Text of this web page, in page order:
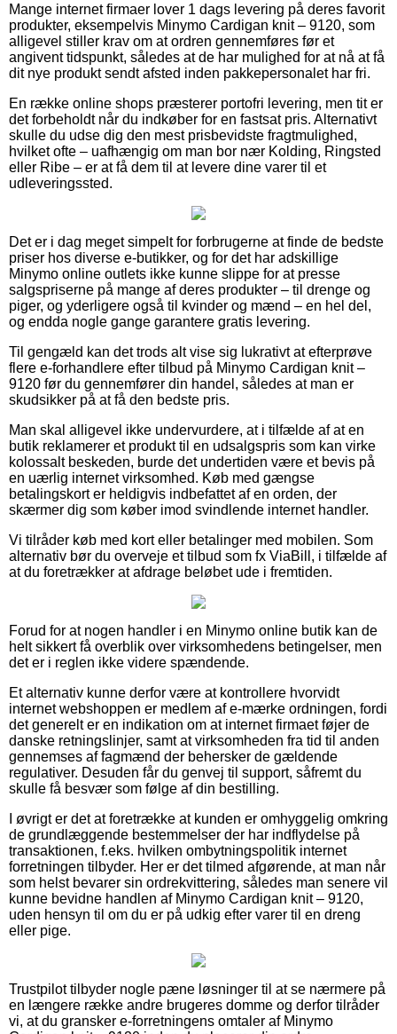
Mange internet firmaer lover 1 dags levering på deres favorit
produkter, eksempelvis Minymo Cardigan knit – 9120, som
alligevel stiller krav om at ordren gennemføres før et
angivent tidspunkt, således at de har mulighed for at nå at få
dit nye produkt sendt afsted inden pakkepersonalet har fri.
En række online shops præsterer portofri levering, men tit er
det forbeholdt når du indkøber for en fastsat pris. Alternativt
skulle du udse dig den mest prisbevidste fragtmulighed,
hvilket ofte – uafhængig om man bor nær Kolding, Ringsted
eller Ribe – er at få dem til at levere dine varer til et
udleveringssted.
Det er i dag meget simpelt for forbrugerne at finde de bedste
priser hos diverse e-butikker, og for det har adskillige
Minymo online outlets ikke kunne slippe for at presse
salgspriserne på mange af deres produkter – til drenge og
piger, og yderligere også til kvinder og mænd – en hel del,
og endda nogle gange garantere gratis levering.
Til gengæld kan det trods alt vise sig lukrativt at efterprøve
flere e-forhandlere efter tilbud på Minymo Cardigan knit –
9120 før du gennemfører din handel, således at man er
skudsikker på at få den bedste pris.
Man skal alligevel ikke undervurdere, at i tilfælde af at en
butik reklamerer et produkt til en udsalgspris som kan virke
kolossalt beskeden, burde det undertiden være et bevis på
en uærlig internet virksomhed. Køb med gængse
betalingskort er heldigvis indbefattet af en orden, der
skærmer dig som køber imod svindlende internet handler.
Vi tilråder køb med kort eller betalinger med mobilen. Som
alternativ bør du overveje et tilbud som fx ViaBill, i tilfælde af
at du foretrækker at afdrage beløbet ude i fremtiden.
Forud for at nogen handler i en Minymo online butik kan de
helt sikkert få overblik over virksomhedens betingelser, men
det er i reglen ikke videre spændende.
Et alternativ kunne derfor være at kontrollere hvorvidt
internet webshoppen er medlem af e-mærke ordningen, fordi
det generelt er en indikation om at internet firmaet føjer de
danske retningslinjer, samt at virksomheden fra tid til anden
gennemses af fagmænd der behersker de gældende
regulativer. Desuden får du genvej til support, såfremt du
skulle få besvær som følge af din bestilling.
I øvrigt er det at foretrække at kunden er omhyggelig omkring
de grundlæggende bestemmelser der har indflydelse på
transaktionen, f.eks. hvilken ombytningspolitik internet
forretningen tilbyder. Her er det tilmed afgørende, at man når
som helst bevarer sin ordrekvittering, således man senere vil
kunne bevidne handlen af Minymo Cardigan knit – 9120,
uden hensyn til om du er på udkig efter varer til en dreng
eller pige.
Trustpilot tilbyder nogle pæne løsninger til at se nærmere på
en længere række andre brugeres domme og derfor tilråder
vi, at du gransker e-forretningens omtaler af Minymo